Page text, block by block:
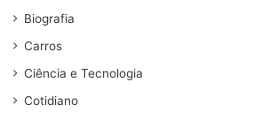
Biografia
Carros
Ciência e Tecnologia
Cotidiano